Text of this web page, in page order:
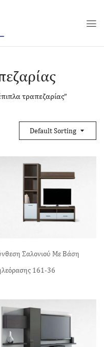
τραπεζαρίας”
Default Sorting
Σαλονιού Με Βάση
161-36